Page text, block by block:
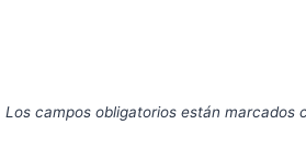
Los campos obligatorios están marcados